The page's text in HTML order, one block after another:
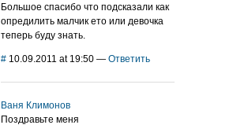
Большое спасибо что подсказали как
опредилить малчик ето или девочка
теперь буду знать.
# 10.09.2011 at 19:50 — Ответить
Ваня Климонов
Поздравьте меня